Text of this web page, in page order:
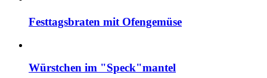
Festtagsbraten mit Ofengemüse
Würstchen im "Speck"mantel